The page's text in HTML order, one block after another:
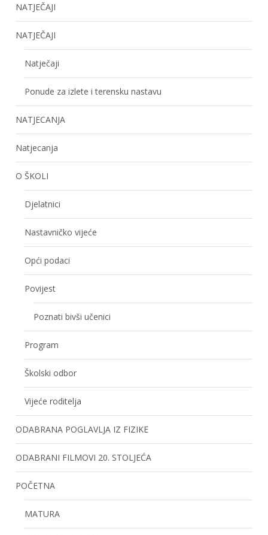
NATJEČAJI
NATJEČAJI
Natječaji
Ponude za izlete i terensku nastavu
NATJECANJA
Natjecanja
O ŠKOLI
Djelatnici
Nastavničko vijeće
Opći podaci
Povijest
Poznati bivši učenici
Program
Školski odbor
Vijeće roditelja
ODABRANA POGLAVLJA IZ FIZIKE
ODABRANI FILMOVI 20. STOLJEĆA
POČETNA
MATURA